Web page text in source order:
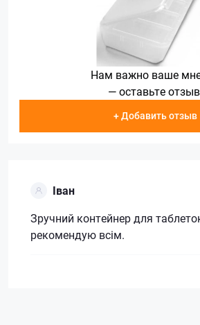
Нам важно ваше
— оставьте
+ Добавить отзыв
Іван
Зручний контейнер для
рекомендую всім.